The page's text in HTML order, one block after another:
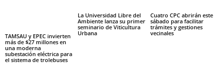
TAMSAU y EPEC invierten
más de $27 millones en
una moderna
subestación eléctrica para
el sistema de trolebuses
La Universidad Libre del
Ambiente lanza su primer
seminario de Viticultura
Urbana
Cuatro CPC abrirán este
sábado para facilitar
trámites y gestiones
vecinales